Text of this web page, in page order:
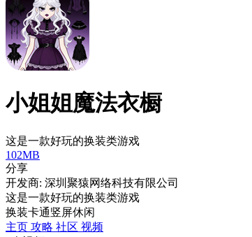
小姐姐魔法衣橱
这是一款好玩的换装类游戏
102MB
分享
开发商: 深圳聚猿网络科技有限公司
这是一款好玩的换装类游戏
换装卡通竖屏休闲
主页 攻略 社区 视频